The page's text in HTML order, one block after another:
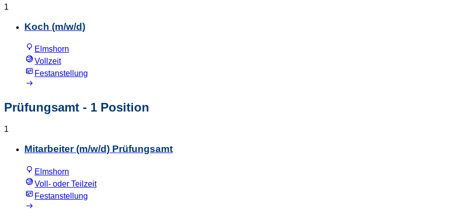
1
Koch (m/w/d)
Elmshorn
Vollzeit
Festanstellung
Prüfungsamt - 1 Position
1
Mitarbeiter (m/w/d) Prüfungsamt
Elmshorn
Voll- oder Teilzeit
Festanstellung